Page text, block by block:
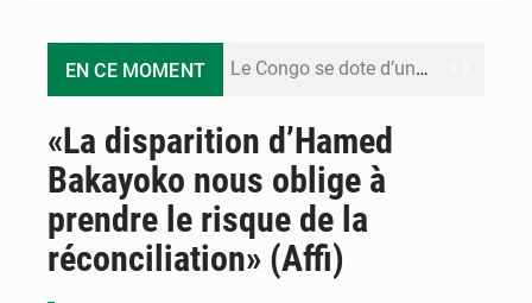
EN CE MOMENT Le Congo se dote d’un programme national pour valoriser les produits forestiers non ligneux
«La disparition d’Hamed
Bakayoko nous oblige à
prendre le risque de la
réconciliation» (Affi)